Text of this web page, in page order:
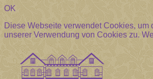
OK
Diese Webseite verwendet Cookies,
unserer Verwendung von Cookies zu.